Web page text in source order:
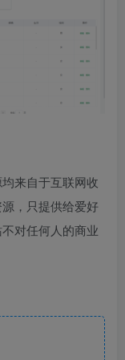
来自于互联网收
，只提供给爱好
对任何人的商业